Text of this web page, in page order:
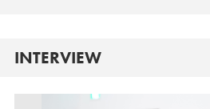
INTERVIEW